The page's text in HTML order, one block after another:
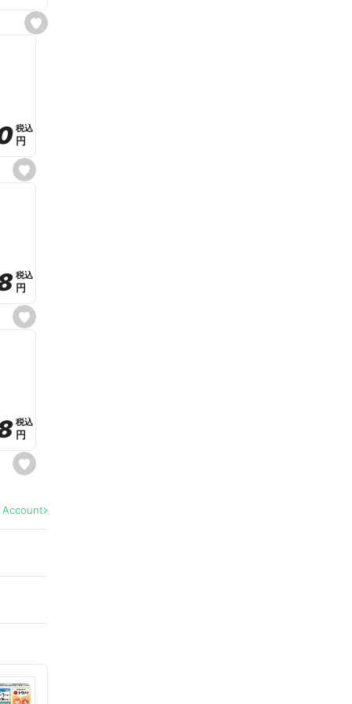
s
e
s
e
e
税込
税込
円
円
s
e
e
税込
税込
円
円
s
e
a
税込
税込
円
円